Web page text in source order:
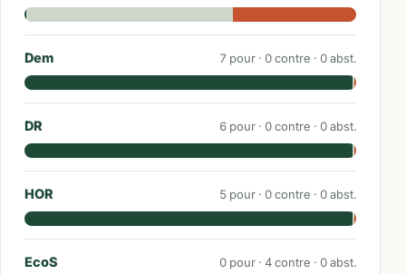
Dem 7 pour · 0contre · 0abst.
DR 6 pour · 0contre · 0abst.
HOR 5 pour · 0contre · 0abst.
EcoS 0 pour · 4contre · 0abst.